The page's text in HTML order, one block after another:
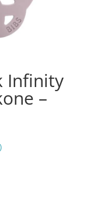
Infinity
–